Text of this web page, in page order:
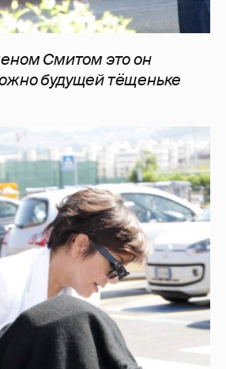
Смитом это он
будущей тёщеньке